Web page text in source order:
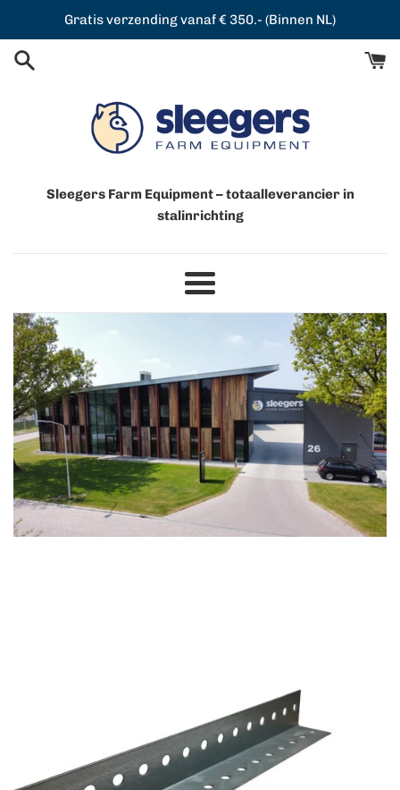
de
content
Gratis verzending vanaf € 350.- (Binnen NL)
Sleegers
Sleegers Farm Equipment – totaalleverancier in
stalinrichting
Menu